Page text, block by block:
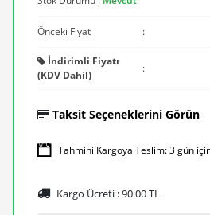
Önceki Fiyat :
İndirimli Fiyatı
(KDV Dahil)
:
Taksit Seçeneklerini Görün
Tahmini Kargoya Teslim: 3 gün
Kargo Ücreti :90.00TL